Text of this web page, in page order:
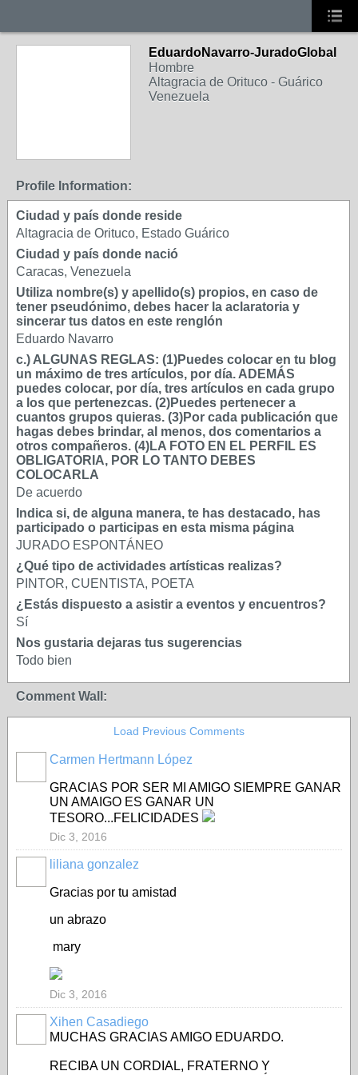
EduardoNavarro-JuradoGlobal
Hombre
Altagracia de Orituco - Guárico
Venezuela
Profile Information:
Ciudad y país donde reside
Altagracia de Orituco, Estado Guárico
Ciudad y país donde nació
Caracas, Venezuela
Utiliza nombre(s) y apellido(s) propios, en caso de
tener pseudónimo, debes hacer la aclaratoria y
sincerar tus datos en este renglón
Eduardo Navarro
c.) ALGUNAS REGLAS: (1)Puedes colocar en tu blog
un máximo de tres artículos, por día. ADEMÁS
puedes colocar, por día, tres artículos en cada grupo
a los que pertenezcas. (2)Puedes pertenecer a
cuantos grupos quieras. (3)Por cada publicación que
hagas debes brindar, al menos, dos comentarios a
otros compañeros. (4)LA FOTO EN EL PERFIL ES
OBLIGATORIA, POR LO TANTO DEBES
COLOCARLA
De acuerdo
Indica si, de alguna manera, te has destacado, has
participado o participas en esta misma página
JURADO ESPONTÁNEO
¿Qué tipo de actividades artísticas realizas?
PINTOR, CUENTISTA, POETA
¿Estás dispuesto a asistir a eventos y encuentros?
Sí
Nos gustaria dejaras tus sugerencias
Todo bien
Comment Wall:
Load Previous Comments
Carmen Hertmann López
GRACIAS POR SER MI AMIGO SIEMPRE GANAR
UN AMAIGO ES GANAR UN
TESORO...FELICIDADES
Dic 3, 2016
liliana gonzalez
Gracias por tu amistad
un abrazo
mary
Dic 3, 2016
Xihen Casadiego
MUCHAS GRACIAS AMIGO EDUARDO.
RECIBA UN CORDIAL, FRATERNO Y